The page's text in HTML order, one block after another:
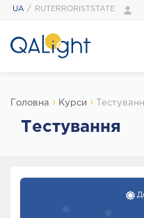
UA RUTERRORISTSTATE
Головна › Курси ›
Тестування
QALight — це…